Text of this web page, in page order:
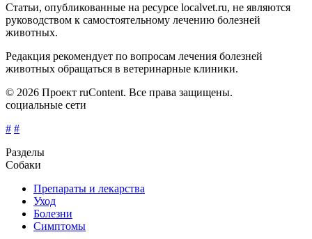
Статьи, опубликованные на ресурсе localvet.ru, не являются
руководством к самостоятельному лечению болезней
животных.
Редакция рекомендует по вопросам лечения болезней
животных обращаться в ветеринарные клиники.
© 2026 Проект ruContent. Все права защищены.
социальные сети
# #
Разделы
Собаки
Препараты и лекарства
Уход
Болезни
Симптомы